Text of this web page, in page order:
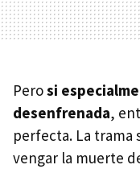
Perosi
desenfrenada,
perfecta. La trama
vengar la muerte